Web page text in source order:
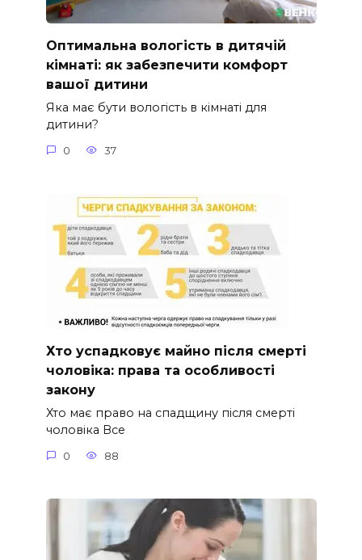
Оптимальна вологість в дитячій
кімнаті: як забезпечити комфорт
вашої дитини
Яка має бути вологість в кімнаті для
дитини?
0 37
Хто успадковує майно після смерті
чоловіка: права та особливості
закону
Хто має право на спадщину після смерті
чоловіка Все
0 88